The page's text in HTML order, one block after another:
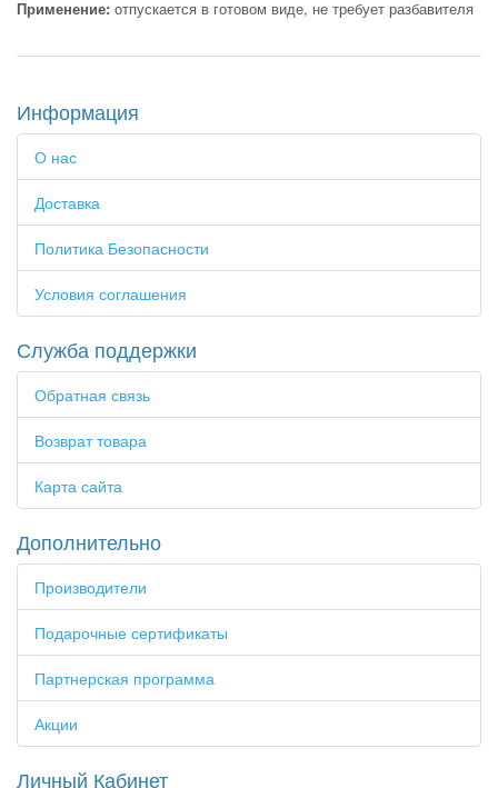
Применение: отпускается в готовом виде, не требует разбавителя
Информация
О нас
Доставка
Политика Безопасности
Условия соглашения
Служба поддержки
Обратная связь
Возврат товара
Карта сайта
Дополнительно
Производители
Подарочные сертификаты
Партнерская программа
Акции
Личный Кабинет